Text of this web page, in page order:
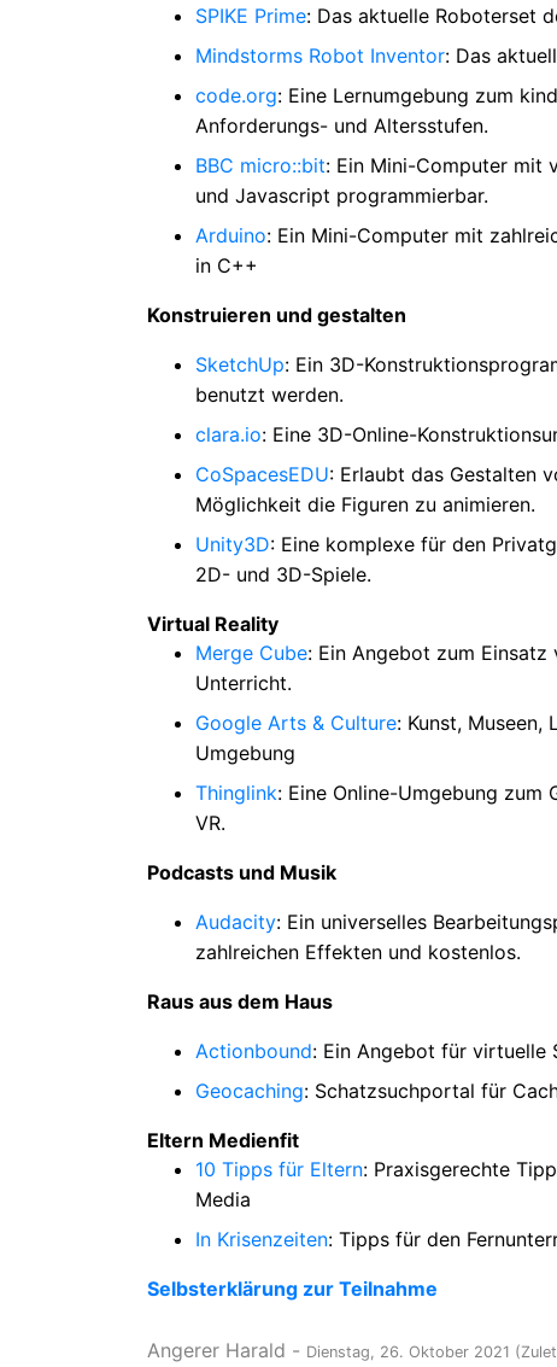
SPIKE Prime: Das aktuelle Roboterset
Mindstorms Robot Inventor: Das
code.org: Eine Lernumgebung zum
Anforderungs- und Altersstufen.
BBC micro::bit: Ein Mini-Computer mit
und Javascript programmierbar.
Arduino: Ein Mini-Computer mit
in C++
Konstruieren und gestalten
SketchUp: Ein 3D-
benutzt werden.
clara.io: Eine 3D-Online-
CoSpacesEDU: Erlaubt das Gestalten
Möglichkeit die Figuren zu animieren.
Unity3D: Eine komplexe für den
2D- und 3D-Spiele.
Virtual Reality
Merge Cube: Ein Angebot zum
Unterricht.
Google Arts & Culture: Kunst,
Umgebung
Thinglink: Eine Online-Umgebung zum
VR.
Podcasts und Musik
Audacity: Ein universelles
zahlreichen Effekten und kostenlos.
Raus aus dem Haus
Actionbound: Ein Angebot für virtuelle
Geocaching: Schatzsuchportal für
Eltern Medienfit
10 Tipps für Eltern: Praxisgerechte
Media
In Krisenzeiten: Tipps für den
Selbsterklärung zur Teilnahme
Angerer Harald - Dienstag, 26. Oktober 2021